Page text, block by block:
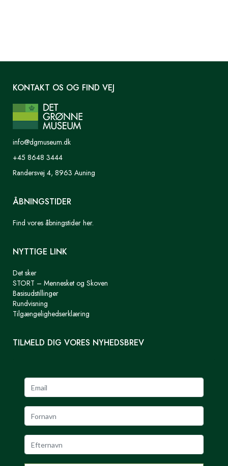
KONTAKT OS OG FIND VEJ
info@dgmuseum.dk
+45 8648 3444
Randersvej 4, 8963 Auning
ÅBNINGSTIDER
Find vores åbningstider her.
NYTTIGE LINK
Det sker
STORT – Mennesket og Skoven
Basisudstillinger
Rundvisning
Tilgængelighedserklæring
TILMELD DIG VORES NYHEDSBREV